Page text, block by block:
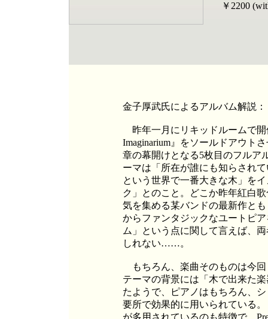
￥2200
金子厚武氏によるアルバム解説：
昨年一月にリキッドルームで開
Imaginarium』をソールドアウト
章の幕開けとなる5枚目のフルア
ーマは「所在が誰にも知らされ
という世界で一番大きな木」を
ク」とのこと。どこか昨年紅白
気を集める某バンドの最新作と
からファンタジックなユートピ
ム」という点に関して言えば、
しれない……。
もちろん、楽曲そのものは今回
テーマの背景には「木で出来た
たようで、ピアノはもちろん、
要所で効果的に用いられている
が多用されているのも特徴で、